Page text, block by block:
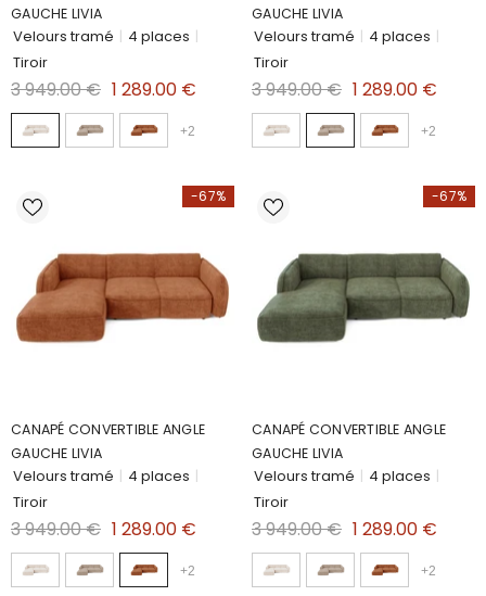
GAUCHE LIVIA
Velours tramé | 4 places |
Tiroir
3 949.00 € 1 289.00 €
+2
GAUCHE LIVIA
Velours tramé | 4 places |
Tiroir
3 949.00 € 1 289.00 €
+2
-67%
CANAPÉ CONVERTIBLE ANGLE
GAUCHE LIVIA
Velours tramé | 4 places |
Tiroir
3 949.00 € 1 289.00 €
+2
-67%
CANAPÉ CONVERTIBLE ANGLE
GAUCHE LIVIA
Velours tramé | 4 places |
Tiroir
3 949.00 € 1 289.00 €
+2